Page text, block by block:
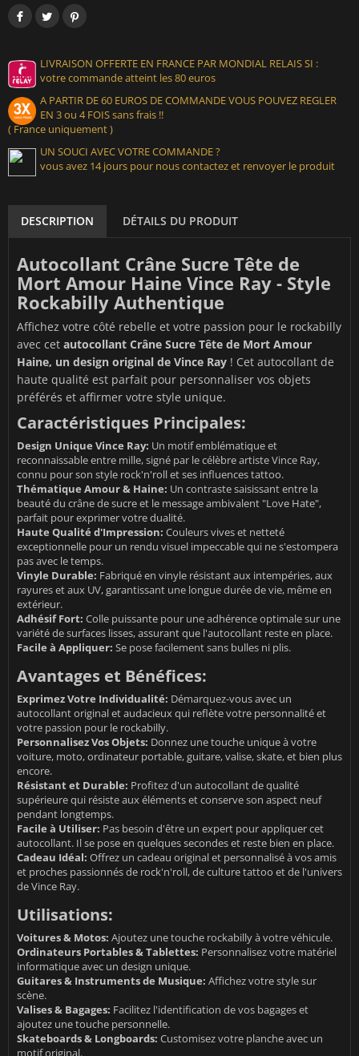
LIVRAISON OFFERTE EN FRANCE PAR MONDIAL RELAIS SI :
votre commande atteint les 80 euros
A PARTIR DE 60 EUROS DE COMMANDE VOUS POUVEZ REGLER
EN 3 ou 4 FOIS sans frais !!
( France uniquement )
UN SOUCI AVEC VOTRE COMMANDE ?
vous avez 14 jours pour nous contactez et renvoyer le produit
DESCRIPTION DÉTAILS DU PRODUIT
Autocollant Crâne Sucre Tête de
Mort Amour Haine Vince Ray - Style
Rockabilly Authentique
Affichez votre côté rebelle et votre passion pour le rockabilly
avec cet autocollant Crâne Sucre Tête de Mort Amour
Haine, un design original de Vince Ray ! Cet autocollant de
haute qualité est parfait pour personnaliser vos objets
préférés et affirmer votre style unique.
Caractéristiques Principales:
Design Unique Vince Ray: Un motif emblématique et
reconnaissable entre mille, signé par le célèbre artiste Vince Ray,
connu pour son style rock'n'roll et ses influences tattoo.
Thématique Amour & Haine: Un contraste saisissant entre la
beauté du crâne de sucre et le message ambivalent "Love Hate",
parfait pour exprimer votre dualité.
Haute Qualité d'Impression: Couleurs vives et netteté
exceptionnelle pour un rendu visuel impeccable qui ne s'estompera
pas avec le temps.
Vinyle Durable: Fabriqué en vinyle résistant aux intempéries, aux
rayures et aux UV, garantissant une longue durée de vie, même en
extérieur.
Adhésif Fort: Colle puissante pour une adhérence optimale sur une
variété de surfaces lisses, assurant que l'autocollant reste en place.
Facile à Appliquer: Se pose facilement sans bulles ni plis.
Avantages et Bénéfices:
Exprimez Votre Individualité: Démarquez-vous avec un
autocollant original et audacieux qui reflète votre personnalité et
votre passion pour le rockabilly.
Personnalisez Vos Objets: Donnez une touche unique à votre
voiture, moto, ordinateur portable, guitare, valise, skate, et bien plus
encore.
Résistant et Durable: Profitez d'un autocollant de qualité
supérieure qui résiste aux éléments et conserve son aspect neuf
pendant longtemps.
Facile à Utiliser: Pas besoin d'être un expert pour appliquer cet
autocollant. Il se pose en quelques secondes et reste bien en place.
Cadeau Idéal: Offrez un cadeau original et personnalisé à vos amis
et proches passionnés de rock'n'roll, de culture tattoo et de l'univers
de Vince Ray.
Utilisations:
Voitures & Motos: Ajoutez une touche rockabilly à votre véhicule.
Ordinateurs Portables & Tablettes: Personnalisez votre matériel
informatique avec un design unique.
Guitares & Instruments de Musique: Affichez votre style sur
scène.
Valises & Bagages: Facilitez l'identification de vos bagages et
ajoutez une touche personnelle.
Skateboards & Longboards: Customisez votre planche avec un
motif original.